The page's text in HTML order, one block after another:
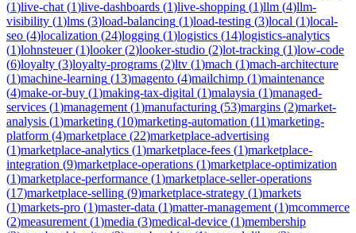
(1)live-chat (1)live-dashboards (1)live-shopping (1)llm (4)llm-
visibility (1)lms (3)load-balancing (1)load-testing (3)local (1)local-
seo (4)localization (24)logging (1)logistics (14)logistics-analytics
(1)lohnsteuer(1)looker(2)looker-studio (2)lot-tracking (1)low-code
(6)loyalty (3)loyalty-programs (2)ltv (1)mach (1)mach-architecture
(1)machine-learning (13)magento (4)mailchimp (1)maintenance
(4)make-or-buy (1)making-tax-digital (1)malaysia (1)managed-
services (1)management (1)manufacturing (53)margins (2)market-
analysis (1)marketing (10)marketing-automation (11)marketing-
platform (4)marketplace (22)marketplace-advertising
(1)marketplace-analytics (1)marketplace-fees (1)marketplace-
integration (9)marketplace-operations (1)marketplace-optimization
(1)marketplace-performance (1)marketplace-seller-operations
(17)marketplace-selling (9)marketplace-strategy (1)markets
(1)markets-pro (1)master-data (1)matter-management (1)mcommerce
(2)measurement (1)media (3)medical-device (1)membership